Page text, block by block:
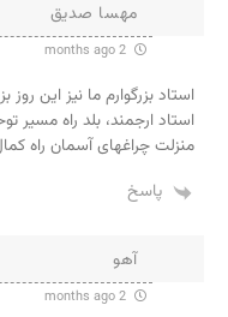
مهسا صدیق
استاد بزرگوارم ما نیز این
استاد ارجمند، بلد راه مسیر
منزلت چراغهای آسمان راه
پاسخ
آهو